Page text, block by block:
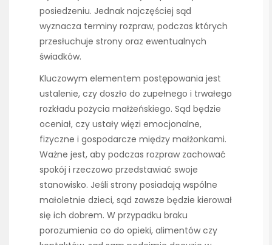
posiedzeniu. Jednak najczęściej sąd
wyznacza terminy rozpraw, podczas których
przesłuchuje strony oraz ewentualnych
świadków.
Kluczowym elementem postępowania jest
ustalenie, czy doszło do zupełnego i trwałego
rozkładu pożycia małżeńskiego. Sąd będzie
oceniał, czy ustały więzi emocjonalne,
fizyczne i gospodarcze między małżonkami.
Ważne jest, aby podczas rozpraw zachować
spokój i rzeczowo przedstawiać swoje
stanowisko. Jeśli strony posiadają wspólne
małoletnie dzieci, sąd zawsze będzie kierował
się ich dobrem. W przypadku braku
porozumienia co do opieki, alimentów czy